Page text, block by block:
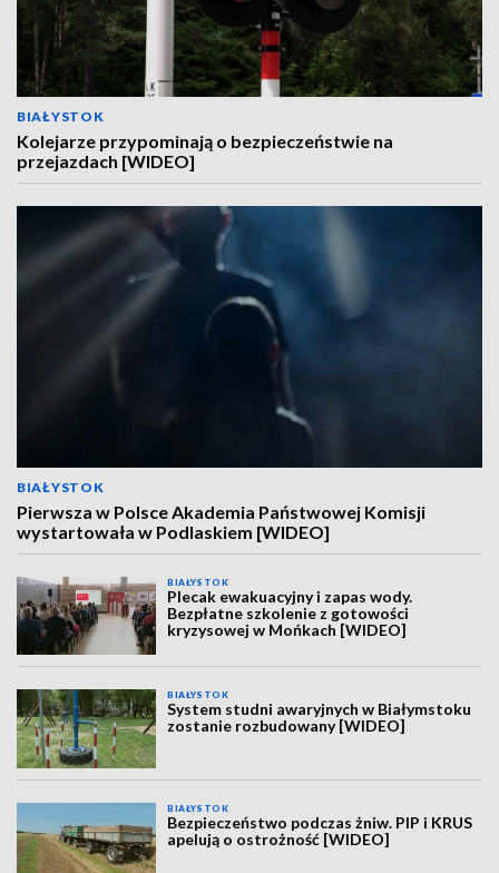
BIAŁYSTOK
Kolejarze przypominają o bezpieczeństwie na
przejazdach [WIDEO]
BIAŁYSTOK
Pierwsza w Polsce Akademia Państwowej Komisji
wystartowała w Podlaskiem [WIDEO]
BIAŁYSTOK
Plecak ewakuacyjny i zapas wody.
Bezpłatne szkolenie z gotowości
kryzysowej w Mońkach [WIDEO]
BIAŁYSTOK
System studni awaryjnych w Białymstoku
zostanie rozbudowany [WIDEO]
BIAŁYSTOK
Bezpieczeństwo podczas żniw. PIP i KRUS
apelują o ostrożność [WIDEO]